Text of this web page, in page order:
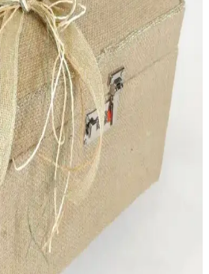
Kabı ile Şık ve
estetik ve dayanıklı cam yapısı ile
ve şık sunum imkanı sağlar, düzen
Dayanıklı ve Şık Mutfak
metal yapısı ve şık tasarımıyla
saklama sağlar. Geniş hacmiyle
temizlenebilir ve modern görünüm
Seti 300 cc Plastik
Kabı